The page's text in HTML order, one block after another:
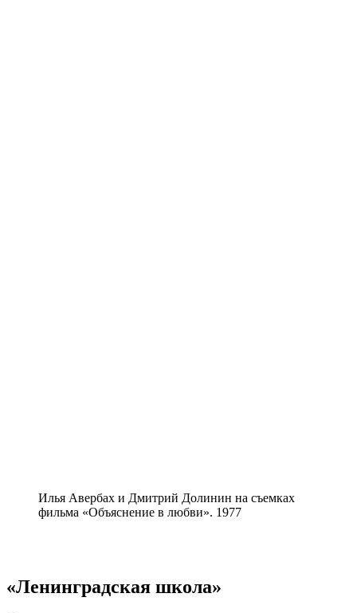
Илья Авербах и Дмитрий Долинин на съемках
фильма «Объяснение в любви». 1977
«Ленинградская школа»